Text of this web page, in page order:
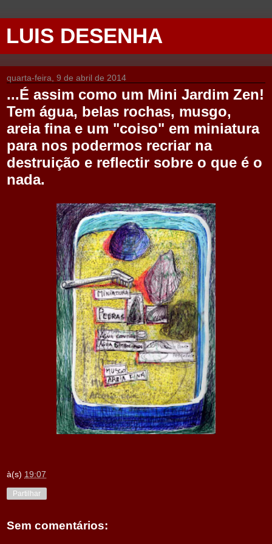
LUIS DESENHA
quarta-feira, 9 de abril de 2014
...É assim como um Mini Jardim Zen!
Tem água, belas rochas, musgo,
areia fina e um "coiso" em miniatura
para nos podermos recriar na
destruição e reflectir sobre o que é o
nada.
à(s) 19:07
Partilhar
Sem comentários: